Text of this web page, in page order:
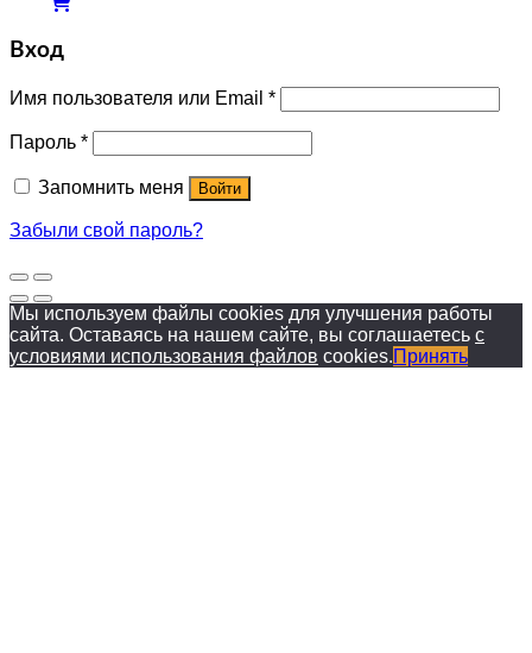
Вход
Имя пользователя или Email *
Пароль *
Запомнить меня Войти
Забыли свой пароль?
Мы используем файлы cookies для улучшения работы
сайта. Оставаясь на нашем сайте, вы соглашаетесь с
условиями использования файлов cookies.Принять